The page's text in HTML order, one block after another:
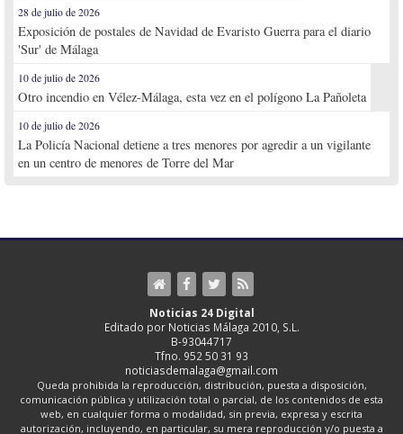
28 de julio de 2026
Exposición de postales de Navidad de Evaristo Guerra para el diario
'Sur' de Málaga
10 de julio de 2026
Otro incendio en Vélez-Málaga, esta vez en el polígono La Pañoleta
10 de julio de 2026
La Policía Nacional detiene a tres menores por agredir a un vigilante
en un centro de menores de Torre del Mar
Noticias 24 Digital
Editado por Noticias Málaga 2010, S.L.
B-93044717
Tfno. 952 50 31 93
noticiasdemalaga@gmail.com
Queda prohibida la reproducción, distribución, puesta a disposición,
comunicación pública y utilización total o parcial, de los contenidos de esta
web, en cualquier forma o modalidad, sin previa, expresa y escrita
autorización, incluyendo, en particular, su mera reproducción y/o puesta a